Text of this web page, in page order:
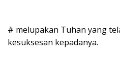
# melupakan Tuhan yang
kesuksesan kepadanya.